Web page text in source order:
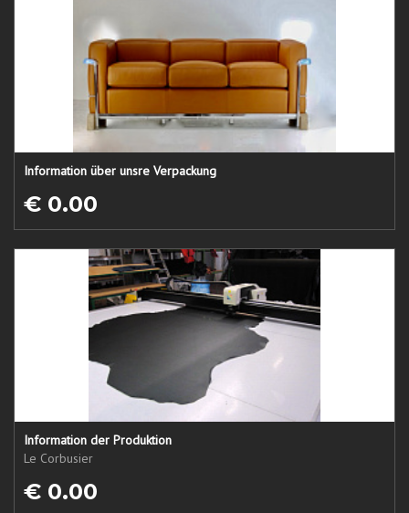
Information über unsre Verpackung
€ 0.00
Information der Produktion
Le Corbusier
€ 0.00